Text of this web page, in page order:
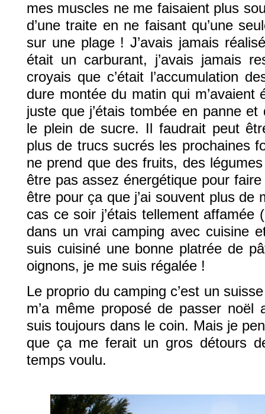
mes muscles ne me faisaient plus
d’une traite en ne faisant qu’une
sur une plage ! J’avais jamais
était un carburant, j’avais jamais
croyais que c’était l’accumulation
dure montée du matin qui m’avaient
juste que j’étais tombée en panne et
le plein de sucre. Il faudrait peut
plus de trucs sucrés les prochaines
ne prend que des fruits, des
être pas assez énergétique pour
être pour ça que j’ai souvent plus de
cas ce soir j’étais tellement affamée
dans un vrai camping avec cuisine
suis cuisiné une bonne platrée de
oignons, je me suis régalée !
Le proprio du camping c’est un
m’a même proposé de passer
suis toujours dans le coin. Mais je
que ça me ferait un gros détours
temps voulu.